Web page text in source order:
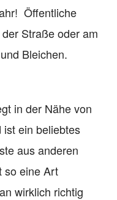
Öffentliche
Straße oder am
Bleichen.
in der Nähe von
ist ein beliebtes
aus anderen
so eine Art
wirklich richtig